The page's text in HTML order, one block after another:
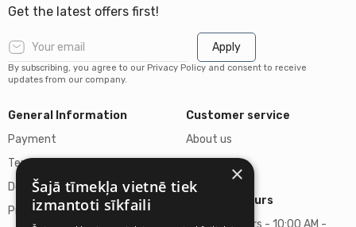
Get the latest offers first!
Apply
By subscribing, you agree to our Privacy Policy and consent to receive
updates from our company.
General Information
Payment
Terms of purchase
Delivery of goods
Privacy policy
Customer service
About us
Business hours
Business hours - 10:00 AM -
×
Šajā tīmekļa vietnē tiek
izmantoti sīkfaili